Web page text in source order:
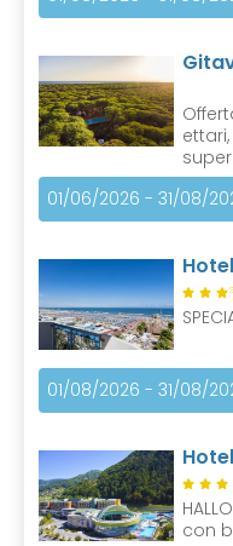
01/06/2026 - 31/08/
S
01/08/2026 - 31/08/
con